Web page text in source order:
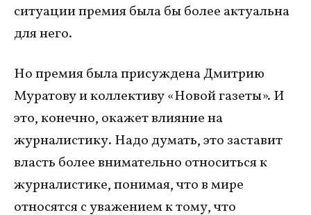
ситуации премия была бы более актуальна
для него.
Но премия была присуждена Дмитрию
Муратову и коллективу «Новой газеты». И
это, конечно, окажет влияние на
журналистику. Надо думать, это заставит
власть более внимательно относиться к
журналистике, понимая, что в мире
относятся с уважением к тому, что